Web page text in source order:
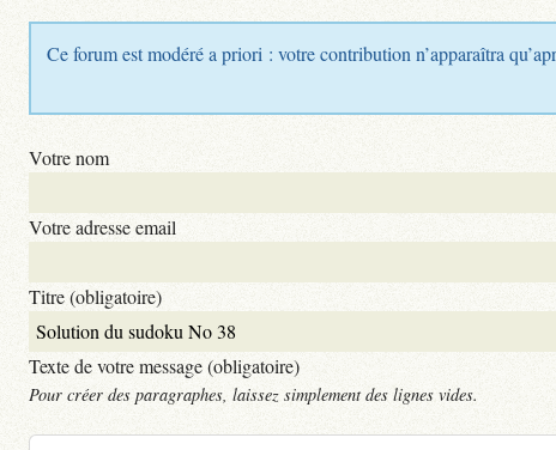
Ce forum est modéré a priori : votre contribution n’apparaîtra
Votre nom
Votre adresse email
Titre (obligatoire)
Texte de votre message (obligatoire)
Pour créer des paragraphes, laissez simplement des lignes vides.